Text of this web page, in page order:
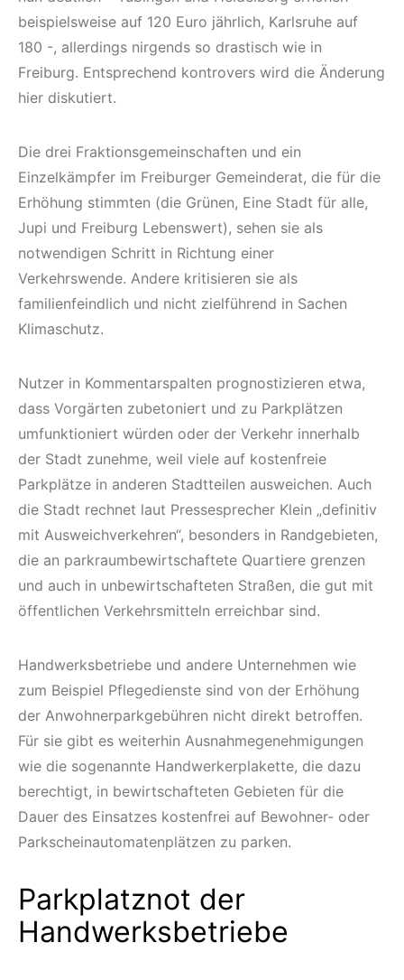
beispielsweise auf 120 Euro jährlich, Karlsruhe auf
180 -, allerdings nirgends so drastisch wie in
Freiburg. Entsprechend kontrovers wird die Änderung
hier diskutiert.
Die drei Fraktionsgemeinschaften und ein
Einzelkämpfer im Freiburger Gemeinderat, die für die
Erhöhung stimmten (die Grünen, Eine Stadt für alle,
Jupi und Freiburg Lebenswert), sehen sie als
notwendigen Schritt in Richtung einer
Verkehrswende. Andere kritisieren sie als
familienfeindlich und nicht zielführend in Sachen
Klimaschutz.
Nutzer in Kommentarspalten prognostizieren etwa,
dass Vorgärten zubetoniert und zu Parkplätzen
umfunktioniert würden oder der Verkehr innerhalb
der Stadt zunehme, weil viele auf kostenfreie
Parkplätze in anderen Stadtteilen ausweichen. Auch
die Stadt rechnet laut Pressesprecher Klein „definitiv
mit Ausweichverkehren“, besonders in Randgebieten,
die an parkraumbewirtschaftete Quartiere grenzen
und auch in unbewirtschafteten Straßen, die gut mit
öffentlichen Verkehrsmitteln erreichbar sind.
Handwerksbetriebe und andere Unternehmen wie
zum Beispiel Pflegedienste sind von der Erhöhung
der Anwohnerparkgebühren nicht direkt betroffen.
Für sie gibt es weiterhin Ausnahmegenehmigungen
wie die sogenannte Handwerkerplakette, die dazu
berechtigt, in bewirtschafteten Gebieten für die
Dauer des Einsatzes kostenfrei auf Bewohner- oder
Parkscheinautomatenplätzen zu parken.
Parkplatznot der
Handwerksbetriebe